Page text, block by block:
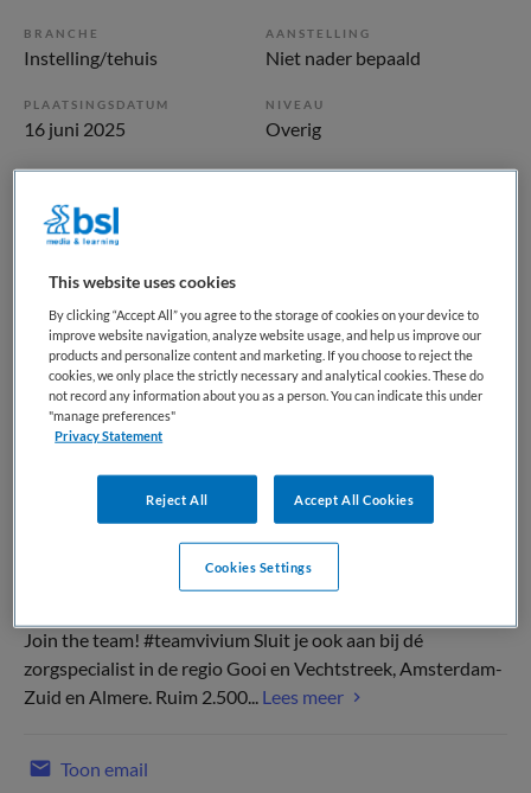
BRANCHE
Instelling/tehuis
AANSTELLING
Niet nader bepaald
PLAATSINGSDATUM
16 juni 2025
NIVEAU
Overig
ERVARING
Niet nader bepaald
DIENSTVERBAND
Vacature niet beschikbaar
Deze vacature Helpende, Oversingel PG, Weesp bij Vivium
is niet meer actueel. Hieronder staan enkele vergelijkbare
vacatures die voor u wellicht interessant zijn.
Join the team! #teamvivium Sluit je ook aan bij dé
zorgspecialist in de regio Gooi en Vechtstreek, Amsterdam-
Zuid en Almere. Ruim 2.500... Lees meer
Toon email
This website uses cookies
By clicking “Accept All” you agree to the storage of cookies on your device to
improve website navigation, analyze website usage, and help us improve our
products and personalize content and marketing. If you choose to reject the
cookies, we only place the strictly necessary and analytical cookies. These do
not record any information about you as a person. You can indicate this under
"manage preferences"
Privacy Statement
Reject All Accept All Cookies
Cookies Settings